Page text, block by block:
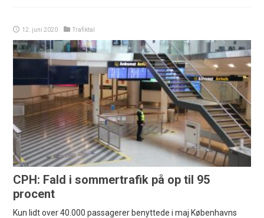
12. juni 2020 Trafiktal
CPH: Fald i sommertrafik på op til 95
procent
Kun lidt over 40.000 passagerer benyttede i maj Københavns